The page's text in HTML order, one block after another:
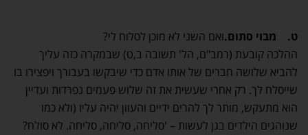
ט. מבוי סתום.ואם השני לא מוכן לסלוח לי?
ההלכה קובעת (רמב"ם, הל' תשובה ב,ט) שבמקרה כזה עליך
להביא שלושה חברים של אותו אדם כדי שיבקשו בעבורך ויפצירו בו
שייסלח לך. רק אחרי שעשית את זה שלוש פעמים נפרדות ועדיין
הוא מתעקש, מותר לך להרים ידיים והעוון יהיה עליו (ולא כמו
שנוהגים הילדים בגן לעשות – 'סליחה, סליחה, סליחה. לא סולח?